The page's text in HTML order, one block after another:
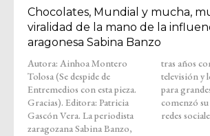
Chocolates, Mundial y mucha,
viralidad de la mano de la
aragonesa Sabina Banzo
Autora: Ainhoa Montero
Tolosa (Se despide de
Entremedios con esta pieza.
Gracias). Editora: Patricia
Gascón Vera. La periodista
zaragozana Sabina Banzo,
tras años como reportera de
televisión y locutora de spots
para grandes marcas,
comenzó su andadura en
redes